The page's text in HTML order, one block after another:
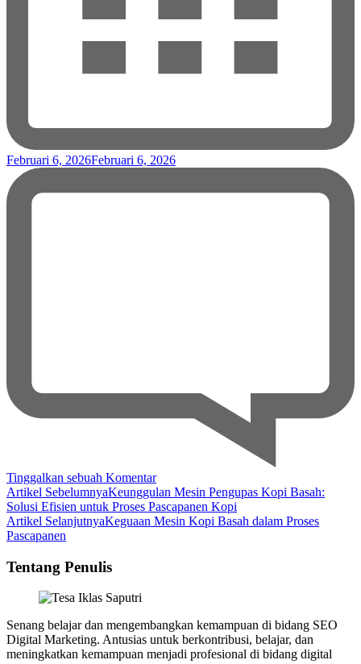
Februari 6, 2026Februari 6, 2026
Tinggalkan sebuah Komentarpada
Keunggulan
Meja
Kerja
Navigasi
Artikel
Artikel SebelumnyaKeunggulan Mesin Pengupas Kopi Basah:
Solusi Efisien untuk Proses Pascapanen Kopi
Artikel SelanjutnyaKeguaan Mesin Kopi Basah dalam Proses
Pascapanen
Tentang Penulis
Senang belajar dan mengembangkan kemampuan di bidang SEO
Digital Marketing. Antusias untuk berkontribusi, belajar, dan
meningkatkan kemampuan menjadi profesional di bidang digital